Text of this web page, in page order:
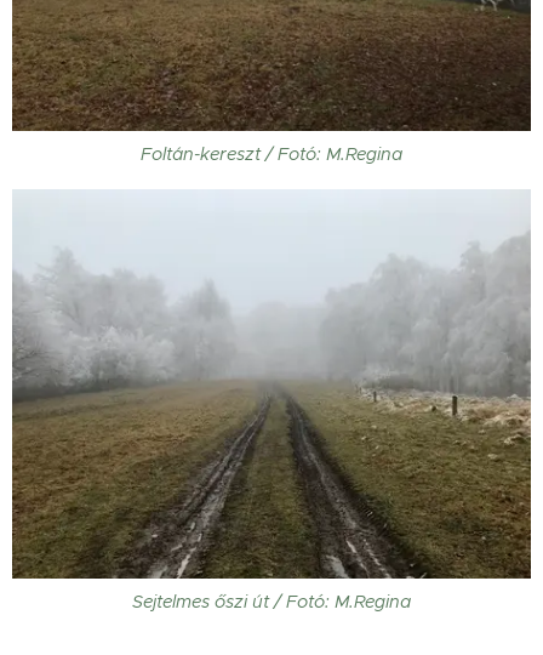
Foltán-kereszt / Fotó: M.Regina
Sejtelmes őszi út / Fotó: M.Regina